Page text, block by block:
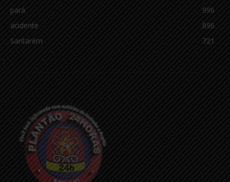
pará
996
acidente
896
Santarém
721